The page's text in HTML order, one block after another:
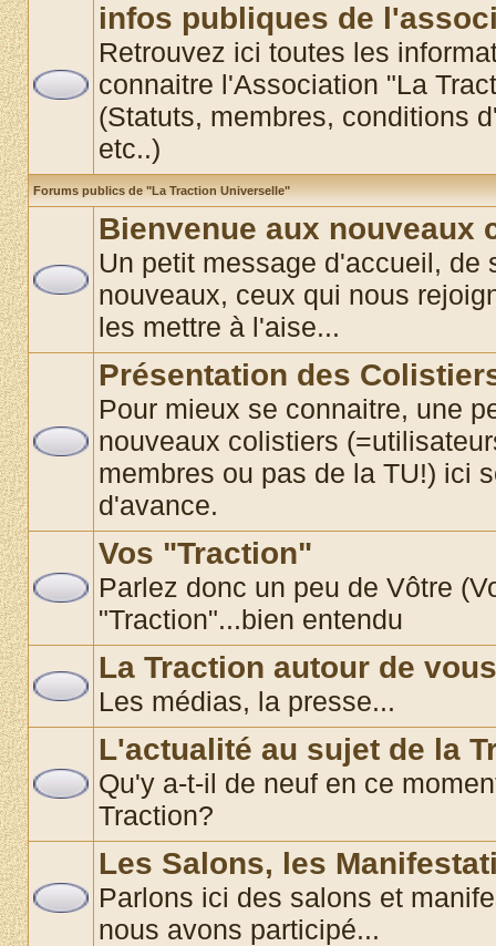
infos publiques de
Retrouvez ici toutes les
connaitre l'Association "La
(Statuts, membres, conditions
etc..)
Forums publics de "La Traction Universelle"
Bienvenue aux nouveaux
Un petit message d'accueil, de
nouveaux, ceux qui nous
les mettre à l'aise...
Présentation des
Pour mieux se connaitre, une
nouveaux colistiers
membres ou pas de la TU!) ici
d'avance.
Vos "Traction"
Parlez donc un peu de Vôtre
"Traction"...bien entendu
La Traction autour de vous
Les médias, la presse...
L'actualité au sujet de la
Qu'y a-t-il de neuf en ce
Traction?
Les Salons, les
Parlons ici des salons et
nous avons participé...